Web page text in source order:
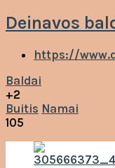
Deinavos
https://
Baldai
+2
Buitis Namai
105